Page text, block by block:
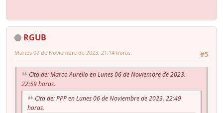
RGUB
#5
Martes 07 de Noviembre de 2023. 21:14 horas.
Cita de: Marco Aurelio en Lunes 06 de Noviembre de 2023.
22:59 horas.
Cita de: PPP en Lunes 06 de Noviembre de 2023. 22:49
horas.